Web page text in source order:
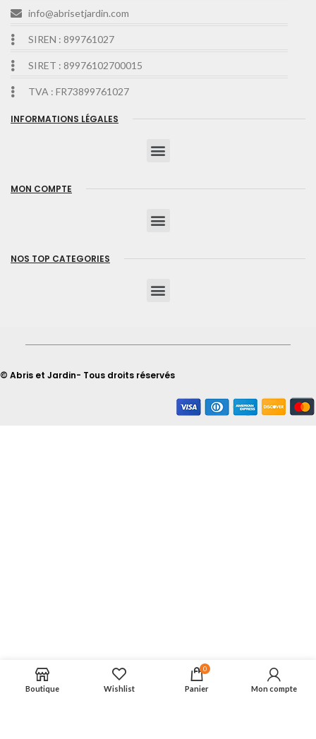
info@abrisetjardin.com
SIREN : 899761027
SIRET : 89976102700015
TVA : FR73899761027
INFORMATIONS LÉGALES
MON COMPTE
NOS TOP CATEGORIES
© Abris et Jardin- Tous droits réservés
Boutique Wishlist
0
Panier Mon compte